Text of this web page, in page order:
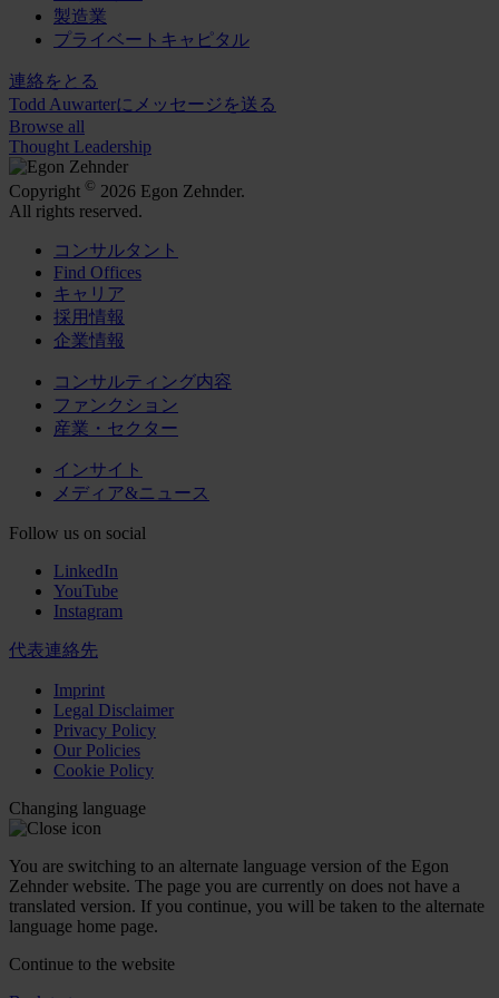
製造業
プライベートキャピタル
連絡をとる
Todd Auwarterにメッセージを送る
Browse all
Thought Leadership
Copyright © 2026 Egon Zehnder.
All rights reserved.
コンサルタント
Find Offices
キャリア
採用情報
企業情報
コンサルティング内容
ファンクション
産業・セクター
インサイト
メディア&ニュース
Follow us on social
LinkedIn
YouTube
Instagram
代表連絡先
Imprint
Legal Disclaimer
Privacy Policy
Our Policies
Cookie Policy
Changing language
You are switching to an alternate language version of the Egon
Zehnder website. The page you are currently on does not have a
translated version. If you continue, you will be taken to the alternate
language home page.
Continue to the website